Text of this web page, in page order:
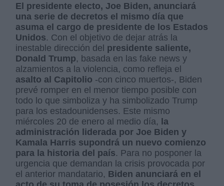
El presidente electo, Joe Biden, anunciará
una serie de decretos el mismo día que
asuma el cargo de presidente de los Estados
Unidos. Con el objetivo de dejar atrás la
inestable dirección del presidente saliente,
Donald Trump, basada en las fake news y
alzamientos a la violencia, como refleja el
asalto al Capitolio -con cinco muertos-, Biden
prevé romper en el menor tiempo posible con
todo lo que simboliza y ha simbolizado Trump
para los estadounidenses. Este mismo
miércoles 20 de enero al medio día, la
administración liderada por Joe Biden y
Kamala Harris supondrá un nuevo comienzo
para la historia del país. Para no posponer la
urgencia que demandan la crisis provocada por
el anterior mandatario, Biden anunciará en el